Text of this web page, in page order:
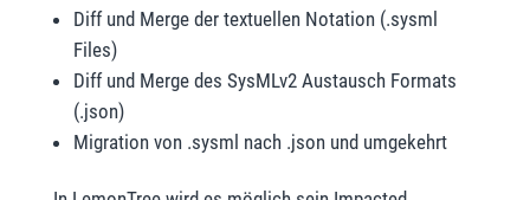
Diff und Merge der textuellen Notation (.sysml
Files)
Diff und Merge des SysMLv2 Austausch Formats
(.json)
Migration von .sysml nach .json und umgekehrt